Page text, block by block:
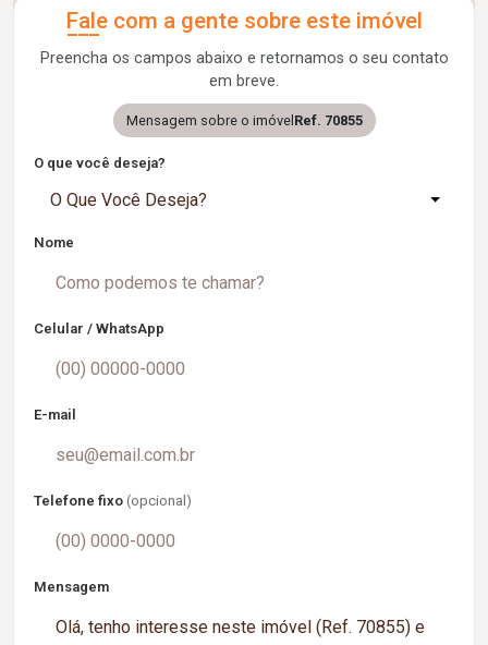
Fale com a gente sobre este imóvel
Preencha os campos abaixo e retornamos o seu contato
em breve.
Mensagem sobre o imóvelRef. 70855
O que você deseja?
O Que Você Deseja?
Nome
Celular / WhatsApp
E-mail
Telefone fixo (opcional)
Mensagem